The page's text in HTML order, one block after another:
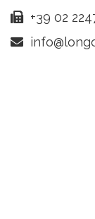
+39 02